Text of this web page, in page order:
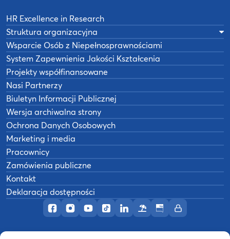
Profil AWF Poznań w serwisie Facebook
Profil AWF Poznań w serwisie Instagram
Profil AWF Poznań w serwisie YouTube
Profil AWF Poznań w serwisie
Profil AWF Poznań w
OśrodekBiuletynIntranet
HR Excellence in Research
Struktura organizacyjna
Wsparcie Osób z Niepełnosprawnościami
System Zapewnienia Jakości Kształcenia
Projekty współfinansowane
Nasi Partnerzy
Biuletyn Informacji Publicznej
Wersja archiwalna strony
Ochrona Danych Osobowych
Marketing i media
Pracownicy
Zamówienia publiczne
Kontakt
Deklaracja dostępności